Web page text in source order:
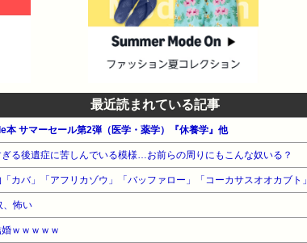
最近読まれている記事
本 サマーセール第2弾（医学・薬学）『休養学』他
ぎる後遺症に苦しんでいる模様…お前らの周りにもこんな奴いる？
カバ」「アフリカゾウ」「バッファロー」「コーカサスオオカブト」
、怖い
ｗｗｗｗｗ